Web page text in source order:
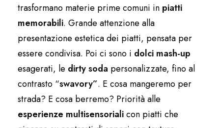
trasformano materie prime comuni in piatti
memorabili. Grande attenzione alla
presentazione estetica dei piatti, pensata per
essere condivisa. Poi ci sono i dolci mash-up
esagerati, le dirty soda personalizzate, fino al
contrasto “swavory”. E cosa mangeremo per
strada? E cosa berremo? Priorità alle
esperienze multisensorialicon piatti che